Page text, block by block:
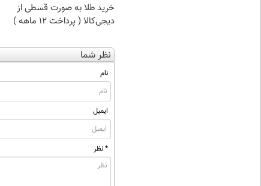
خرید طلا به صورت قسطی از
دیجی‌کالا ( پرداخت 12 ماهه )
نظر شما
نام
ایمیل
* نظر